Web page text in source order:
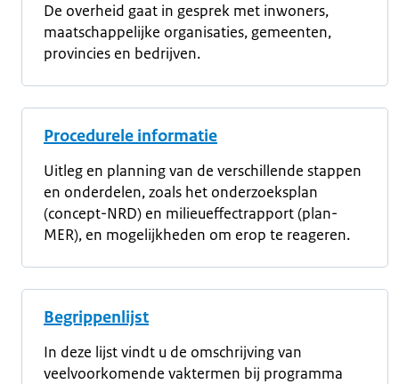
De overheid gaat in gesprek met inwoners,
maatschappelijke organisaties, gemeenten,
provincies en bedrijven.
Procedurele informatie
Uitleg en planning van de verschillende stappen
en onderdelen, zoals het onderzoeksplan
(concept-NRD) en milieueffectrapport (plan-
MER), en mogelijkheden om erop te reageren.
Begrippenlijst
In deze lijst vindt u de omschrijving van
veelvoorkomende vaktermen bij programma